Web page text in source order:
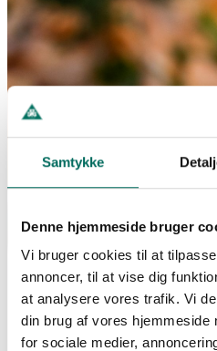
Samtykke
Denne hjemmeside bruger
Vi bruger cookies til at
annoncer, til at vise dig
at analysere vores trafik. Vi
din brug af vores hjemmeside
for sociale medier,